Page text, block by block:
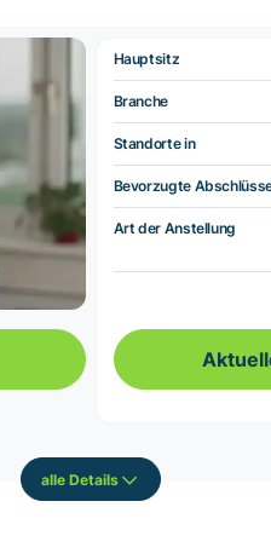
Hauptsitz
Branche
Standorte in
Bevorzugte
Art der Anstellung
alle Details